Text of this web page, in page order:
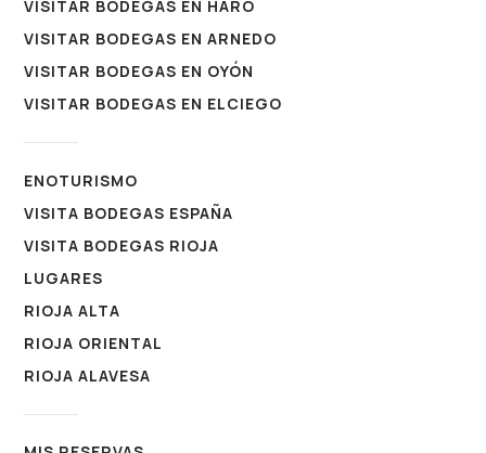
VISITAR BODEGAS EN HARO
VISITAR BODEGAS EN ARNEDO
VISITAR BODEGAS EN OYÓN
VISITAR BODEGAS EN ELCIEGO
ENOTURISMO
VISITA BODEGAS ESPAÑA
VISITA BODEGAS RIOJA
LUGARES
RIOJA ALTA
RIOJA ORIENTAL
RIOJA ALAVESA